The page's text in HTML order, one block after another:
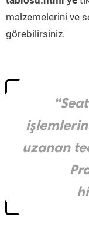
malzemelerini ve
görebilirsiniz.
uzanan